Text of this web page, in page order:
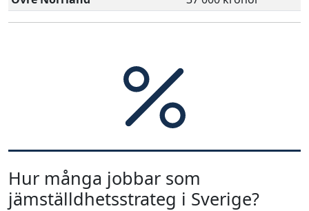
Hur många jobbar som
jämställdhetsstrateg i Sverige?